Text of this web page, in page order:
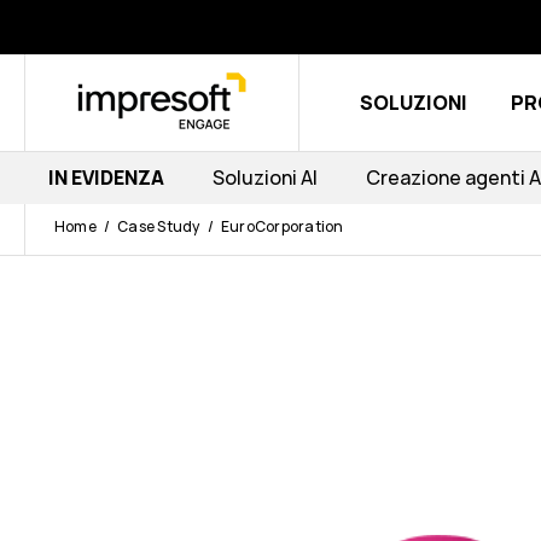
SOLUZIONI
IN EVIDENZA Soluzioni AI Creazione agenti
Home Case Study EuroCorporation